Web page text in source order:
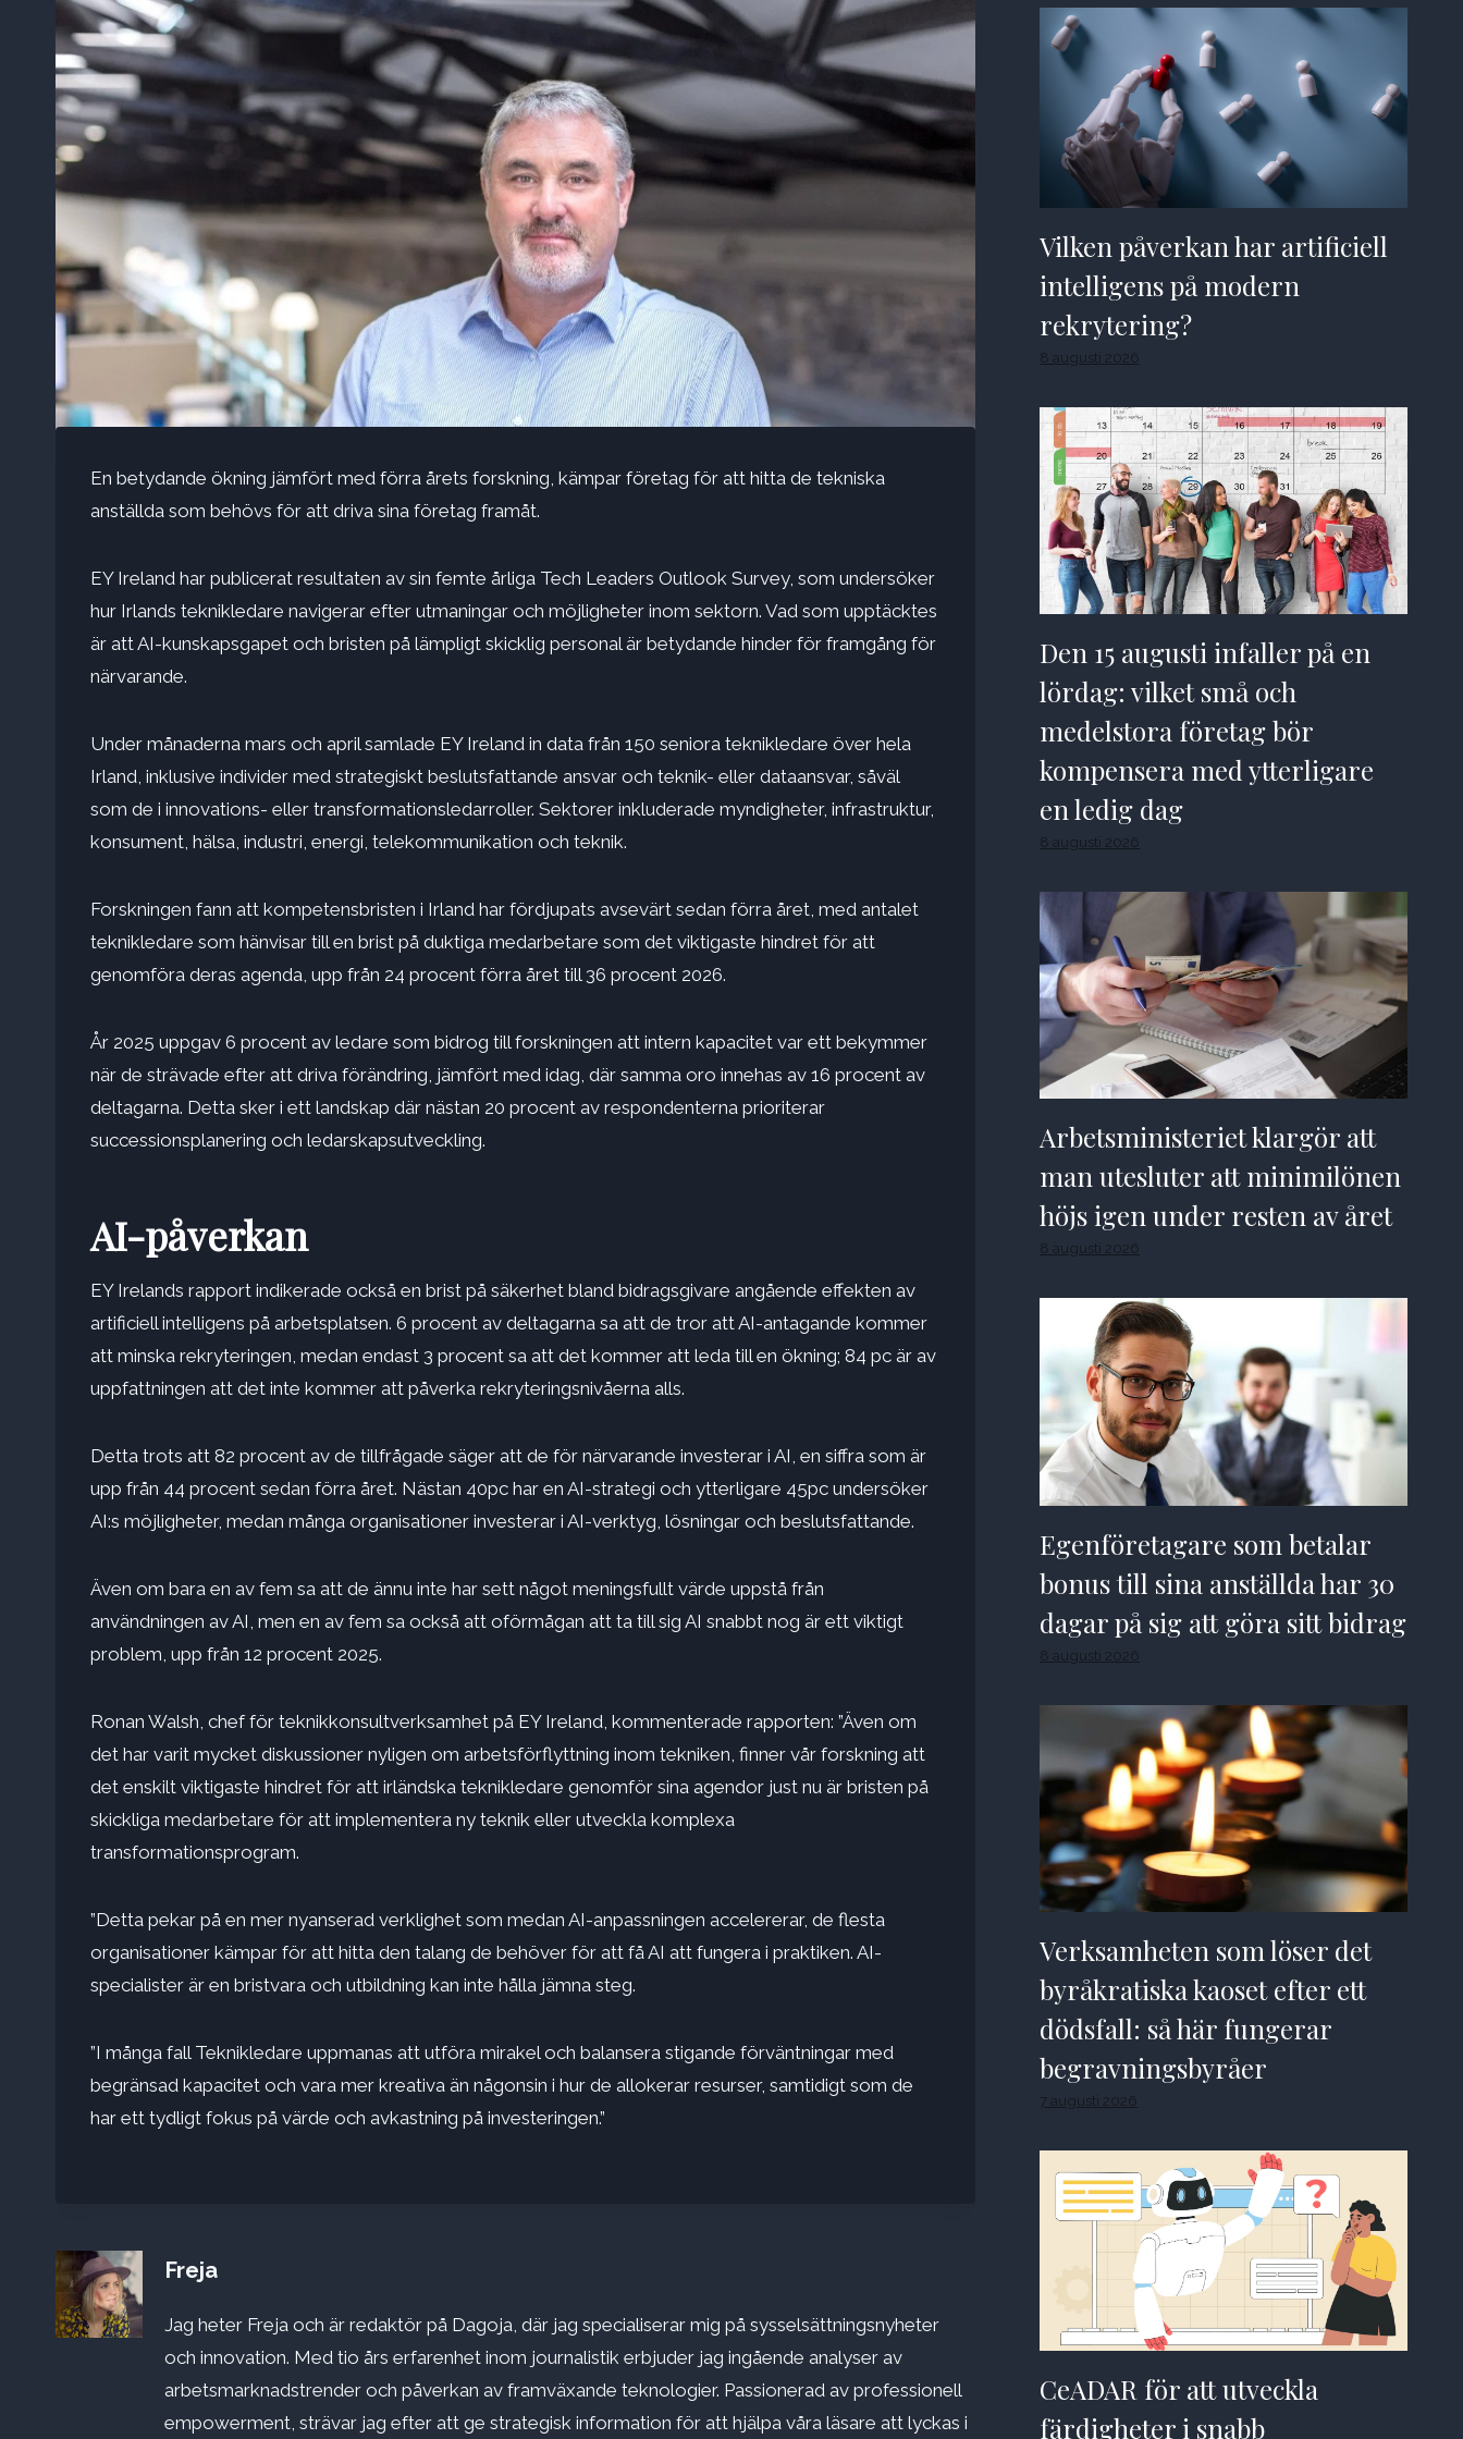
En betydande ökning jämfört med förra årets forskning, kämpar företag för att hitta de tekniska
anställda som behövs för att driva sina företag framåt.
EY Ireland har publicerat resultaten av sin femte årliga Tech Leaders Outlook Survey, som undersöker
hur Irlands teknikledare navigerar efter utmaningar och möjligheter inom sektorn. Vad som upptäcktes
är att AI-kunskapsgapet och bristen på lämpligt skicklig personalär betydande hinder för framgång för
närvarande.
Under månaderna mars och april samlade EY Ireland in data från 150 seniora teknikledare över hela
Irland, inklusive individer med strategiskt beslutsfattande ansvar och teknik- eller dataansvar, såväl
som de i innovations- eller transformationsledarroller. Sektorer inkluderade myndigheter, infrastruktur,
konsument, hälsa, industri, energi, telekommunikation och teknik.
Forskningen fann att kompetensbristen i Irland har fördjupats avsevärt sedan förra året, med antalet
teknikledare som hänvisar till en brist på duktiga medarbetare som det viktigaste hindret för att
genomföra deras agenda, upp från 24 procent förra året till 36 procent 2026.
År 2025 uppgav 6 procent av ledare som bidrog till forskningen att intern kapacitet var ett bekymmer
när de strävade efter att driva förändring, jämfört med idag, där samma oro innehas av 16 procent av
deltagarna. Detta sker i ett landskap där nästan 20 procent av respondenterna prioriterar
successionsplanering och ledarskapsutveckling.
AI-påverkan
EY Irelands rapport indikerade också en brist på säkerhet bland bidragsgivare angående effekten av
artificiell intelligens på arbetsplatsen. 6 procent av deltagarna sa att de tror att AI-antagande kommer
att minska rekryteringen, medan endast 3 procent sa att det kommer att leda till en ökning; 84 pc är av
uppfattningen att det inte kommer att påverka rekryteringsnivåerna alls.
Detta trots att 82 procent av de tillfrågade säger att de för närvarande investerar i AI, en siffra som är
upp från 44 procent sedan förra året. Nästan 40pc har en AI-strategi och ytterligare 45pc undersöker
AI:s möjligheter, medan många organisationer investerar i AI-verktyg, lösningar och beslutsfattande.
Även om bara en av fem sa att de ännu inte har sett något meningsfullt värde uppstå från
användningen av AI, men en av fem sa också att oförmågan att ta till sig AI snabbt nog är ett viktigt
problem, upp från 12 procent 2025.
Ronan Walsh, chef för teknikkonsultverksamhet på EY Ireland, kommenterade rapporten: ”Även om
det har varit mycket diskussioner nyligen om arbetsförflyttning inom tekniken, finner vår forskning att
det enskilt viktigaste hindret för att irländska teknikledare genomför sina agendor just nu är bristen på
skickliga medarbetare för att implementera ny teknik eller utveckla komplexa
transformationsprogram.
”Detta pekar på en mer nyanserad verklighet som medan AI-anpassningen accelererar, de flesta
organisationer kämpar för att hitta den talang de behöver för att få AI att fungera i praktiken. AI-
specialister är en bristvara och utbildning kan inte hålla jämna steg.
”I många fall Teknikledare uppmanas att utföra mirakel och balansera stigande förväntningar med
begränsad kapacitet och vara mer kreativa än någonsin i hur de allokerar resurser, samtidigt som de
har ett tydligt fokus på värde och avkastning på investeringen.”
Freja
Jag heter Freja och är redaktör på Dagoja, där jag specialiserar mig på sysselsättningsnyheter
och innovation. Med tio års erfarenhet inom journalistik erbjuder jag ingående analyser av
arbetsmarknadstrender och påverkan av framväxande teknologier. Passionerad av professionell
empowerment, strävar jag efter att ge strategisk information för att hjälpa våra läsare att lyckas i
Vilken påverkan har artificiell
intelligens på modern
rekrytering?
8 augusti 2026
Den 15 augusti infaller på en
lördag: vilket små och
medelstora företag bör
kompensera med ytterligare
en ledig dag
8 augusti 2026
Arbetsministeriet klargör att
man utesluter att minimilönen
höjs igen under resten av året
8 augusti 2026
Egenföretagare som betalar
bonus till sina anställda har 30
dagar på sig att göra sitt bidrag
8 augusti 2026
Verksamheten som löser det
byråkratiska kaoset efter ett
dödsfall: så här fungerar
begravningsbyråer
7 augusti 2026
CeADAR för att utveckla
färdigheter i snabb